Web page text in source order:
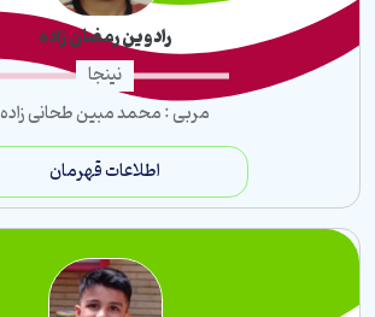
رادوین رمضان زاده
نینجا
مربی : محمد مبین طحانی زاده
اطلاعات قهرمان